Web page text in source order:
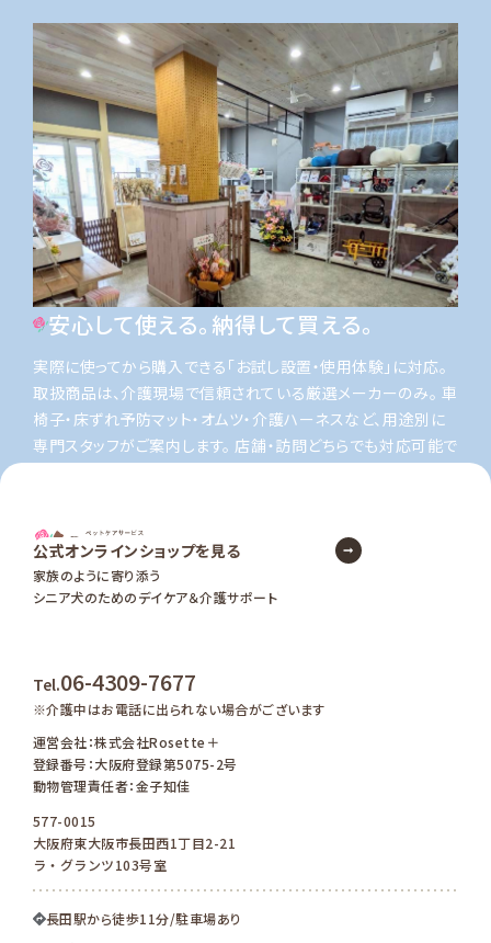
安心して使える。納得して買える。
実際に使ってから購入できる「お試し設置・使用体験」に対応。
取扱商品は、介護現場で信頼されている厳選メーカーのみ。 車
椅子・床ずれ予防マット・オムツ・介護ハーネスなど、用途別に
専門スタッフがご案内します。 店舗・訪問どちらでも対応可能で
公式オンラインショップを見る
家族のように寄り添う
シニア犬のためのデイケア＆介護サポート
Tel.06-4309-7677
※介護中はお電話に出られない場合がございます
運営会社：株式会社Rosette＋
登録番号：大阪府登録第5075-2号
動物管理責任者：金子知佳
577-0015
大阪府東大阪市長田西1丁目2-21
ラ・グランツ103号室
長田駅から徒歩11分/駐車場あり